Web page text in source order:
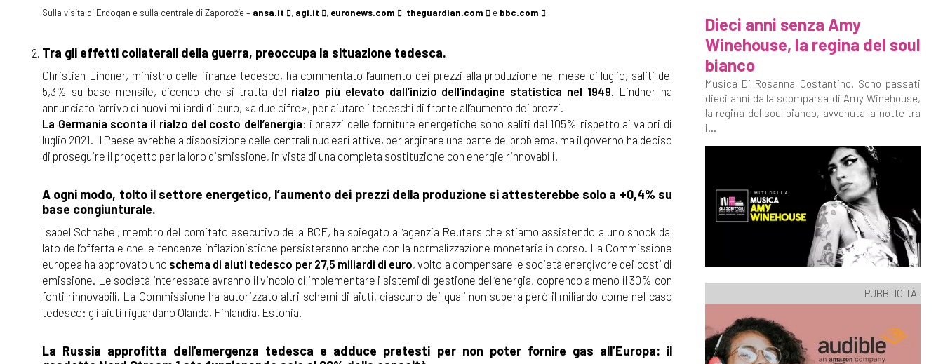
Sulla visita di Erdogan e sulla centrale di Zaporož’e – ansa.it , agi.it , euronews.com , theguardian.com e bbc.com
Tra gli effetti collaterali della guerra, preoccupa la situazione tedesca.
Christian Lindner, ministro delle finanze tedesco, ha commentato l’aumento dei prezzi alla produzione nel mese di luglio, saliti del
5,3% su base mensile, dicendo che si tratta del rialzo più elevato dall’inizio dell’indagine statistica nel 1949. Lindner ha
annunciato l’arrivo di nuovi miliardi di euro, «a due cifre», per aiutare i tedeschi di fronte all’aumento dei prezzi.
La Germania sconta il rialzo del costo dell’energia: i prezzi delle forniture energetiche sono saliti del 105% rispetto ai valori di
luglio 2021. Il Paese avrebbe a disposizione delle centrali nucleari attive, per arginare una parte del problema, ma il governo ha deciso
di proseguire il progetto per la loro dismissione, in vista di una completa sostituzione con energie rinnovabili.
A ogni modo, tolto il settore energetico, l’aumento dei prezzi della produzione si attesterebbe solo a +0,4% su
base congiunturale.
Isabel Schnabel, membro del comitato esecutivo della BCE, ha spiegato all’agenzia Reuters che stiamo assistendo a uno shock dal
lato dell’offerta e che le tendenze inflazionistiche persisteranno anche con la normalizzazione monetaria in corso. La Commissione
europea ha approvato uno schema di aiuti tedesco per 27,5 miliardi di euro, volto a compensare le società energivore dei costi di
emissione. Le società interessate avranno il vincolo di implementare i sistemi di gestione dell’energia, coprendo almeno il 30% con
fonti rinnovabili. La Commissione ha autorizzato altri schemi di aiuti, ciascuno dei quali non supera però il miliardo come nel caso
tedesco: gli aiuti riguardano Olanda, Finlandia, Estonia.
La Russia approfitta dell’emergenza tedesca e adduce pretesti per non poter fornire gas all’Europa: il
Dieci anni senza Amy
Winehouse, la regina del soul
bianco
Musica Di Rosanna Costantino. Sono passati
dieci anni dalla scomparsa di Amy Winehouse,
la regina del soul bianco, avvenuta la notte tra
i...
PUBBLICITÀ